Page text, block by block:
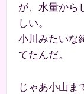
が、水量から
しい。
小川みたいな
てたんだ。
じゃあ小山ま